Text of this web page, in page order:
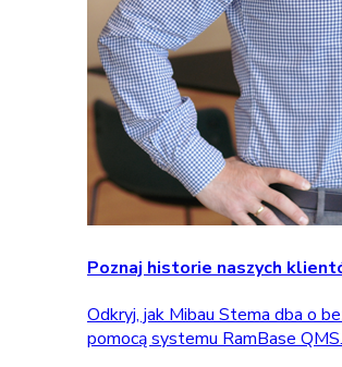
Poznaj historie naszych
Odkryj, jak Mibau Stema dba o
pomocą systemu RamBase QMS.